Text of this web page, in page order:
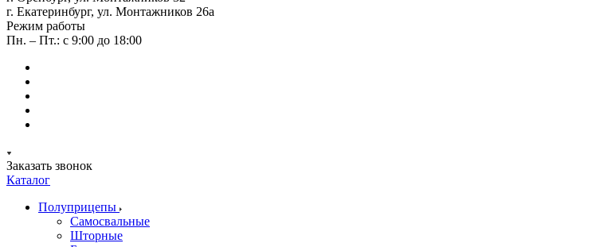
г. Екатеринбург, ул. Монтажников 26а
Режим работы
Пн. – Пт.: с 9:00 до 18:00
Заказать звонок
Каталог
Полуприцепы
Самосвальные
Шторные